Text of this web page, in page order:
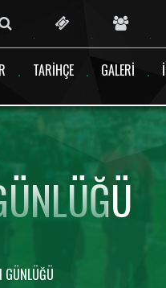
TARIHÇE GALERI
GÜNLÜĞÜ